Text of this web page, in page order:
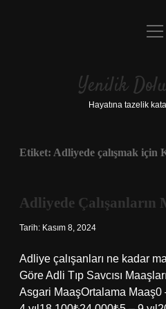
Yasal
Yenilik
Hayatına tazelik
Etiket: Adliyede çalışmak için
Adliyede Çalışanların
Tarih: Kasım 8, 2024
Adliye çalışanları ne kadar
Göre Adli Tıp Savcısı
Asgari MaaşOrtalama Maaş0